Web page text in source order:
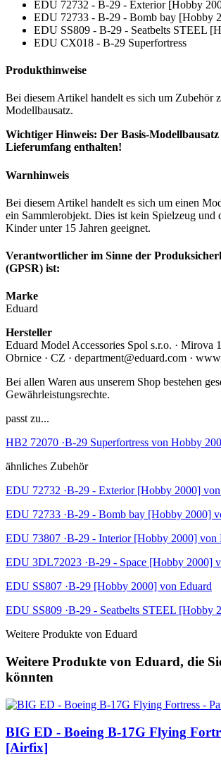
EDU 72732 - B-29 - Exterior [Hobby
EDU 72733 - B-29 - Bomb bay [Hobby
EDU SS809 - B-29 - Seatbelts STEEL
EDU CX018 - B-29 Superfortress
Produkthinweise
Bei diesem Artikel handelt es sich um Zubehör
Modellbausatz.
Wichtiger Hinweis: Der Basis-
Lieferumfang enthalten!
Warnhinweis
Bei diesem Artikel handelt es sich um einen
ein Sammlerobjekt. Dies ist kein Spielzeug und
Kinder unter 15 Jahren geeignet.
Verantwortlicher im Sinne der
(GPSR) ist:
Marke
Eduard
Hersteller
Eduard Model Accessories Spol s.r.o. · Mirova
Obrnice · CZ · department@eduard.com ·
Bei allen Waren aus unserem Shop bestehen
Gewährleistungsrechte.
passt zu...
HB2 72070 ·B-29 Superfortress von Hobby
ähnliches Zubehör
EDU 72732 ·B-29 - Exterior [Hobby 2000]
EDU 72733 ·B-29 - Bomb bay [Hobby 2000]
EDU 73807 ·B-29 - Interior [Hobby 2000] von
EDU 3DL72023 ·B-29 - Space [Hobby 2000]
EDU SS807 ·B-29 [Hobby 2000] von Eduard
EDU SS809 ·B-29 - Seatbelts STEEL [Hobby
Weitere Produkte von Eduard
Weitere Produkte von Eduard, die
könnten
BIG ED - Boeing B-17G Flying
[Airfix]